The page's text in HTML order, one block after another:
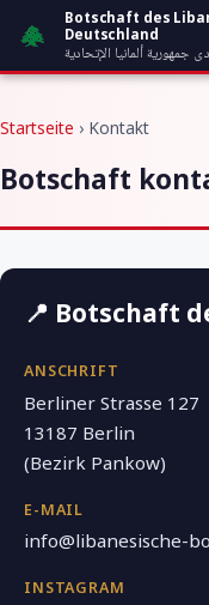
Zum Inhalt springen
Botschaft des
Deutschland
جمهورية ألمانيا الإتحادية
Startseite › Kontakt
Botschaft
📍 Botschaft
ANSCHRIFT
Berliner Strasse 127
13187 Berlin
(Bezirk Pankow)
E-MAIL
info@libanesische-
INSTAGRAM